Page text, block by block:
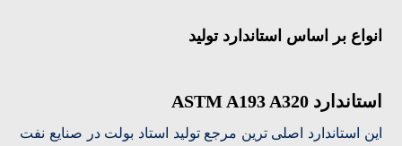
انواع بر اساس استاندارد تولید
استاندارد ASTM A193 A320
این استاندارد اصلی ترین مرجع تولید استاد بولت در صنایع نفت